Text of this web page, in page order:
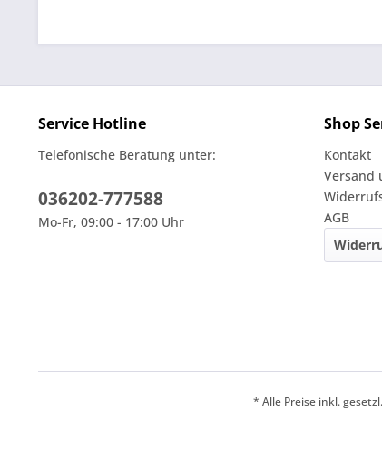
Service Hotline
Telefonische Beratung unter:
036202-777588
Mo-Fr, 09:00 - 17:00 Uhr
Shop
Kontakt
Versand
AGB
* Alle Preise inkl.